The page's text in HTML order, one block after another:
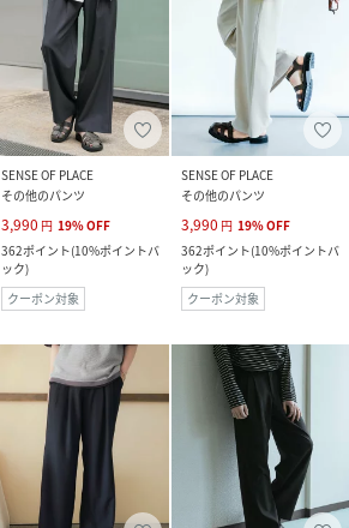
SENSE OF PLACE
その他のパンツ
3,990 円 19%OFF
362ポイント(10%ポイントバ
ック)
クーポン対象
SENSE OF PLACE
その他のパンツ
3,990 円 19%OFF
362ポイント(10%ポイントバ
ック)
クーポン対象